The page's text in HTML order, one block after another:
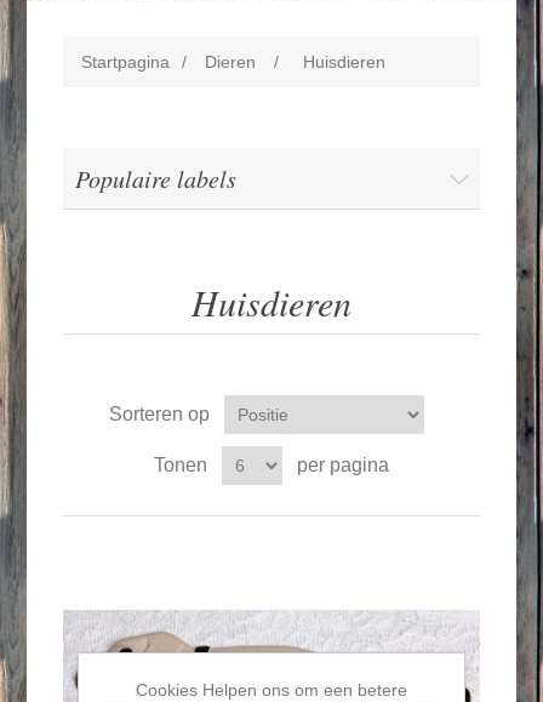
Startpagina / Dieren / Huisdieren
Populaire labels
Huisdieren
Sorteren op
Tonen per pagina
Cookies Helpen ons om een betere